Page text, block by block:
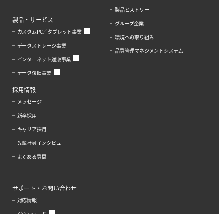
製品・サービス
カスタムPC／タブレット事業
データストレージ事業
インターネット通販事業
データ復旧事業
製品ヒストリー
グループ企業
環境への取り組み
品質管理マネジメントシステム
採用情報
メッセージ
新卒採用
キャリア採用
先輩社員インタビュー
よくある質問
サポート・お問い合わせ
対応情報